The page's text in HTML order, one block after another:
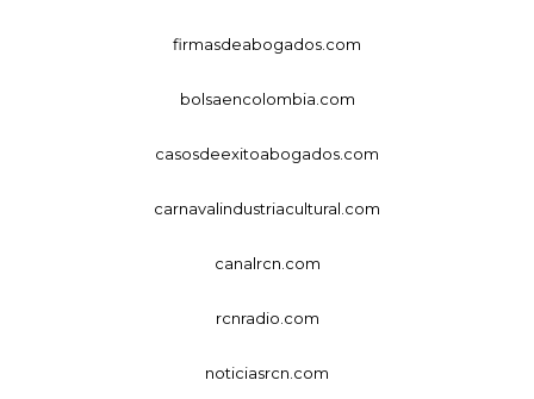
firmasdeabogados.com
bolsaencolombia.com
casosdeexitoabogados.com
carnavalindustriacultural.com
canalrcn.com
rcnradio.com
noticiasrcn.com